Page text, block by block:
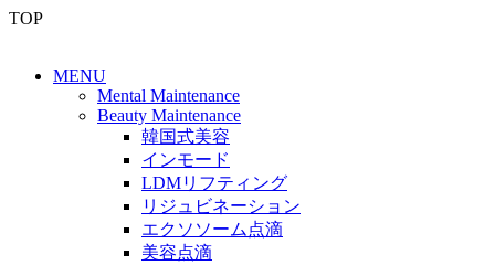
TOP
MENU
Mental Maintenance
Beauty Maintenance
韓国式美容
インモード
LDMリフティング
リジュビネーション
エクソソーム点滴
美容点滴